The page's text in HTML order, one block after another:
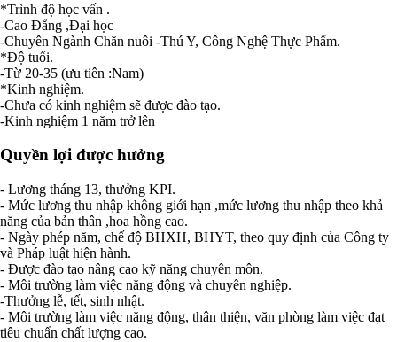
*Trình độ học vấn .
-Cao Đẳng ,Đại học
-Chuyên Ngành Chăn nuôi -Thú Y, Công Nghệ Thực Phẩm.
*Độ tuổi.
-Từ 20-35 (ưu tiên :Nam)
*Kinh nghiệm.
-Chưa có kinh nghiệm sẽ được đào tạo.
-Kinh nghiệm 1 năm trở lên
Quyền lợi được hưởng
- Lương tháng 13, thưởng KPI.
- Mức lương thu nhập không giới hạn ,mức lương thu nhập theo khả
năng của bản thân ,hoa hồng cao.
- Ngày phép năm, chế độ BHXH, BHYT, theo quy định của Công ty
và Pháp luật hiện hành.
- Được đào tạo nâng cao kỹ năng chuyên môn.
- Môi trường làm việc năng động và chuyên nghiệp.
-Thưởng lễ, tết, sinh nhật.
- Môi trường làm việc năng động, thân thiện, văn phòng làm việc đạt
tiêu chuẩn chất lượng cao.